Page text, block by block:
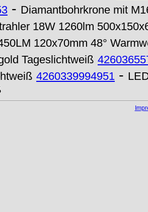
- Diamantbohrkrone mit
18W 1260lm
120x70mm 48°
Tageslichtweiß
4260339994951 -